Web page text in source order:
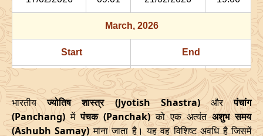
13/06/2026 16:07 Swarglok 14/06/2026
18/06/2026 08:16 Mrityulok 08/06/2026
21/06/2026 15:21
Mrityulok
-Patallok
22/06/2026
25/06/2026 07:11 Patallok 25/06/2026
March, 2026
Start End
Time Date Time
16/03/2026 18:08 21/03/2026 02:27
April , 2026
भारतीयज्योतिष शास्त्र (Jyotish Shastra)औरपंचांग
(Panchang)मेंपंचक (Panchak)को एक अत्यंतअशुभ समय
(Ashubh Samay)माना जाता है। यह वह विशिष्ट अवधि है जिसमें